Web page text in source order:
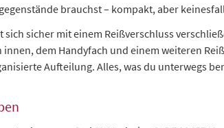
brauchst – kompakt, aber
sich sicher mit einem Reißverschluss
innen, dem Handyfach und einem weiteren
Aufteilung. Alles, was du unterwegs